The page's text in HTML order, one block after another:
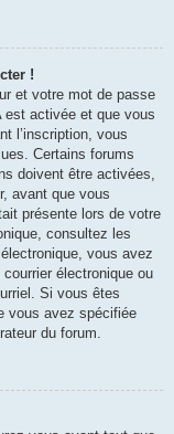
!
et votre mot de passe
activée et que vous
l’inscription, vous
Certains forums
doivent être activées,
avant que vous
présente lors de votre
consultez les
vous avez
électronique ou
Si vous êtes
vous avez spécifiée
du forum.